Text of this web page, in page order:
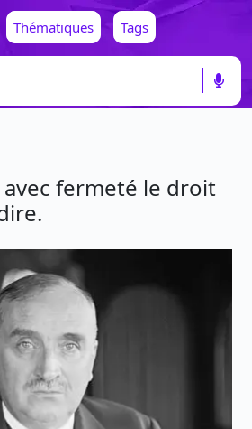
Thématiques Tags
avec fermeté le droit